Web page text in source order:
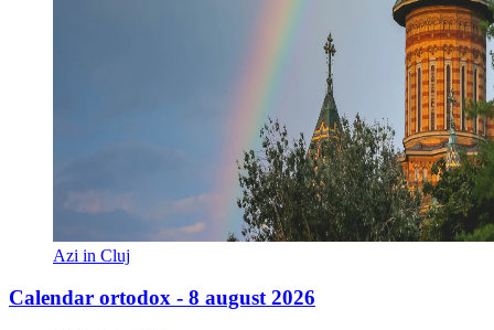
Azi in Cluj
Calendar ortodox - 8 august 2026